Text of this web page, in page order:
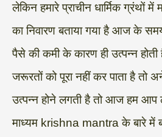
लेकिन हमारे प्राचीन धार्मिक ग्रंथों
का निवारण बताया गया है आज के
पैसे की कमी के कारण ही उत्पन्न
जरूरतों को पूरा नहीं कर पाता है तो
उत्पन्न होने लगती है तो आज हम
माध्यम krishna mantra के बारे में